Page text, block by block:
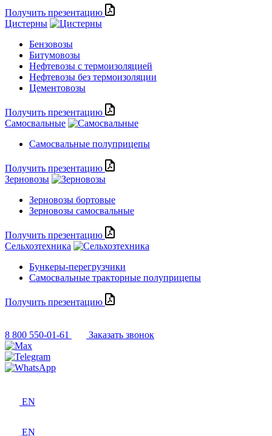
Получить презентацию
Цистерны
Бензовозы
Битумовозы
Нефтевозы с термоизоляцией
Нефтевозы без термоизоляции
Цементовозы
Получить презентацию
Самосвальные
Самосвальные полуприцепы
Получить презентацию
Зерновозы
Зерновозы бортовые
Зерновозы самосвальные
Получить презентацию
Сельхозтехника
Бункеры-перегрузчики
Самосвальные тракторные полуприцепы
Получить презентацию
8 800 550-01-61 Заказать звонок
EN
EN